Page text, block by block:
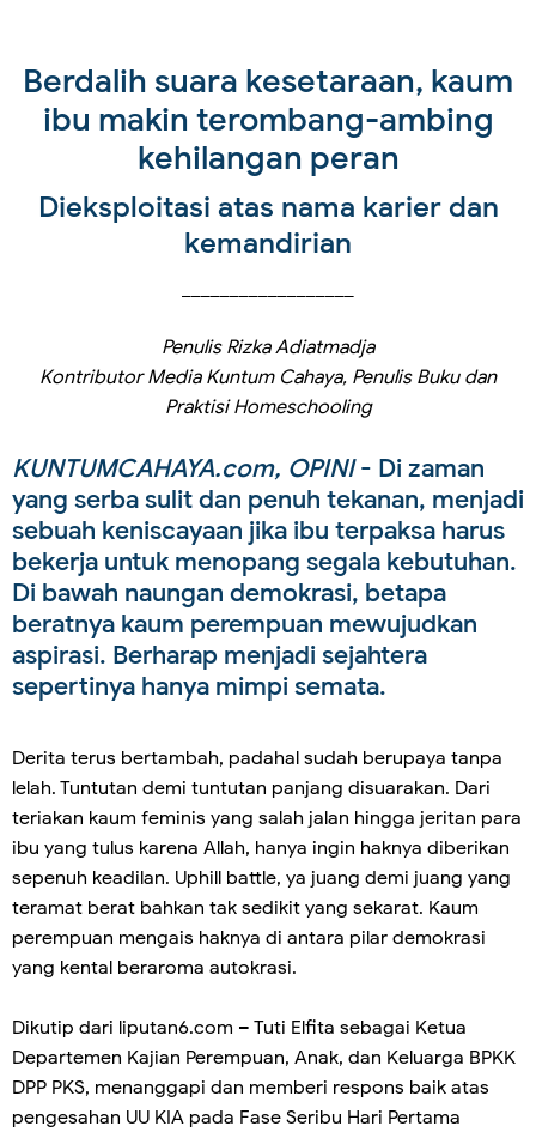
Berdalih suara kesetaraan, kaum
ibu makin terombang-ambing
kehilangan peran
Dieksploitasi atas nama karier dan
kemandirian
Penulis Rizka Adiatmadja
Kontributor Media Kuntum Cahaya, Penulis Buku dan
Praktisi Homeschooling
KUNTUMCAHAYA.com, OPINI- Di zaman
yang serba sulit dan penuh tekanan, menjadi
sebuah keniscayaan jika ibu terpaksa harus
bekerja untuk menopang segala kebutuhan.
Di bawah naungan demokrasi, betapa
beratnya kaum perempuan mewujudkan
aspirasi. Berharap menjadi sejahtera
sepertinya hanya mimpi semata.
Derita terus bertambah, padahal sudah berupaya tanpa
lelah. Tuntutan demi tuntutan panjang disuarakan. Dari
teriakan kaum feminis yang salah jalan hingga jeritan para
ibu yang tulus karena Allah, hanya ingin haknya diberikan
sepenuh keadilan. Uphill battle, ya juang demi juang yang
teramat berat bahkan tak sedikit yang sekarat. Kaum
perempuan mengais haknya di antara pilar demokrasi
yang kental beraroma autokrasi.
Dikutip dari liputan6.com – Tuti Elfita sebagai Ketua
Departemen Kajian Perempuan, Anak, dan Keluarga BPKK
DPP PKS, menanggapi dan memberi respons baik atas
pengesahan UU KIA pada Fase Seribu Hari Pertama